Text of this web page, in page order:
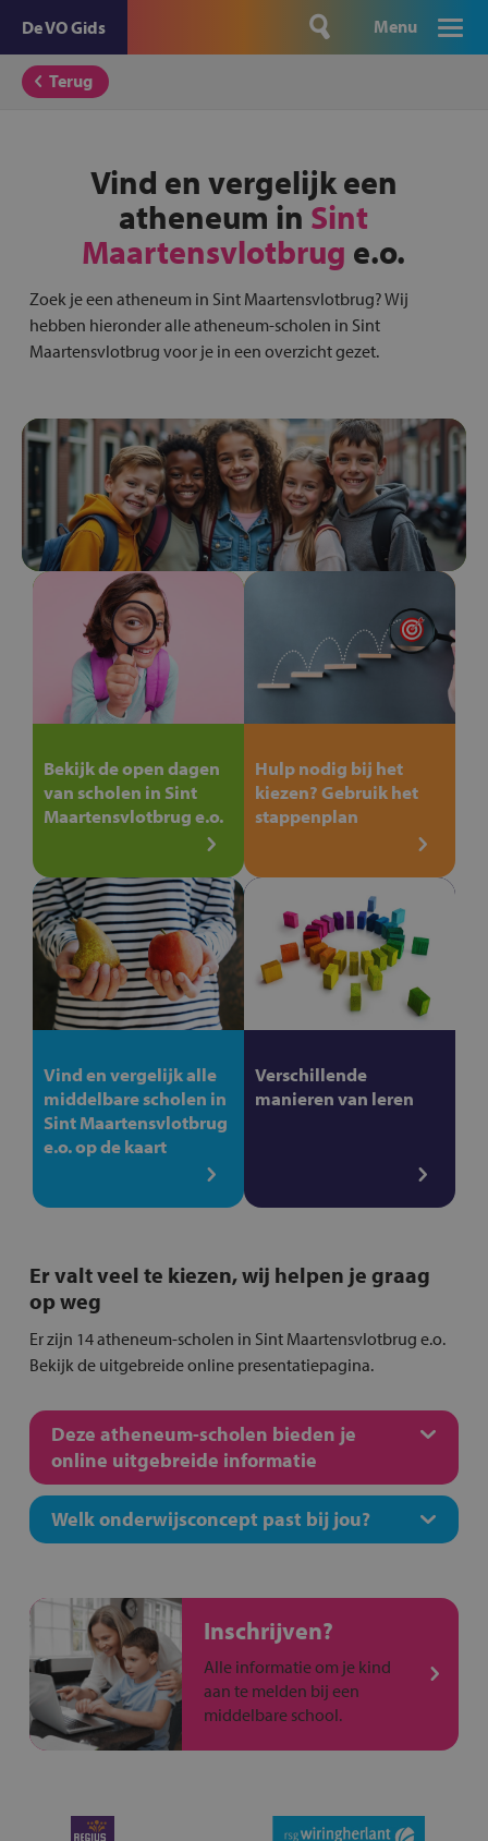
De VO Gids Menu
Terug
Vind en vergelijk een
atheneum in Sint
Maartensvlotbrug e.o.
Zoek je een atheneum in Sint Maartensvlotbrug? Wij
hebben hieronder alle atheneum-scholen in Sint
Maartensvlotbrug voor je in een overzicht gezet.
Bekijk de open dagen
van scholen in Sint
Maartensvlotbrug e.o.
Hulp nodig bij het
kiezen? Gebruik het
stappenplan
Vind en vergelijk alle
middelbare scholen in
Sint Maartensvlotbrug
e.o. op de kaart
Verschillende
manieren van leren
Er valt veel te kiezen, wij helpen je graag
op weg
Er zijn 14 atheneum-scholen in Sint Maartensvlotbrug e.o.
Bekijk de uitgebreide online presentatiepagina.
Deze atheneum-scholen bieden je
online uitgebreide informatie
Welk onderwijsconcept past bij jou?
Inschrijven?
Alle informatie om je kind
aan te melden bij een
middelbare school.